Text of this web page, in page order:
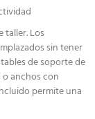
taller. Los
sin tener
de soporte de
anchos con
permite una